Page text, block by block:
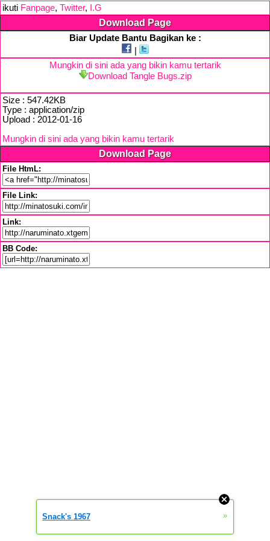
ikuti Fanpage, Twitter, I.G
Download Page
Biar Update Bantu Bagikan ke :
Mungkin di sini ada yang bikin kamu tertarik
Download Tangle Bugs.zip
Size : 547.42KB
Type : application/zip
Upload : 2012-01-16
Mungkin di sini ada yang bikin kamu tertarik
Download Page
File HtmL:
File Link:
Link:
BB Code:
Snack's 1967 »